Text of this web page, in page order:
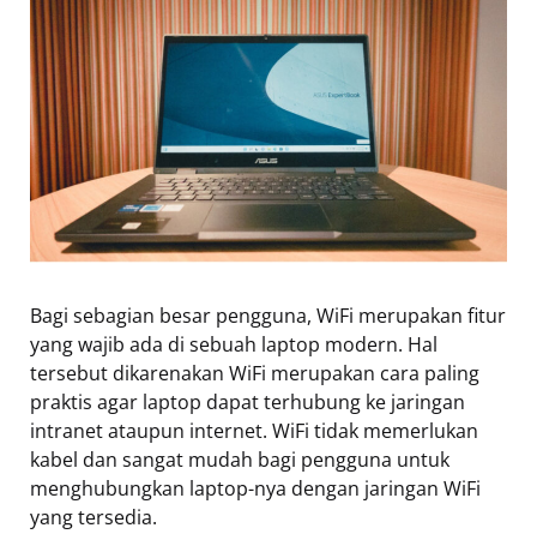
Bagi sebagian besar pengguna, WiFi merupakan fitur
yang wajib ada di sebuah laptop modern. Hal
tersebut dikarenakan WiFi merupakan cara paling
praktis agar laptop dapat terhubung ke jaringan
intranet ataupun internet. WiFi tidak memerlukan
kabel dan sangat mudah bagi pengguna untuk
menghubungkan laptop-nya dengan jaringan WiFi
yang tersedia.